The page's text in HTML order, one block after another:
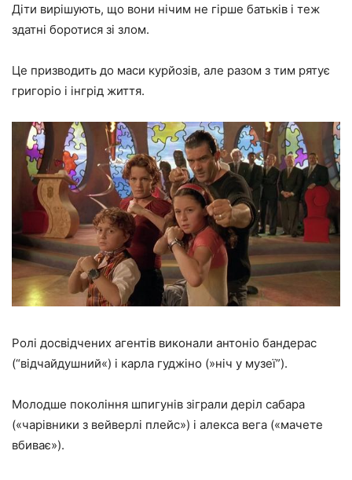
Діти вирішують, що вони нічим не гірше батьків і теж
здатні боротися зі злом.
Це призводить до маси курйозів, але разом з тим рятує
григоріо і інгрід життя.
Ролі досвідчених агентів виконали антоніо бандерас
(“відчайдушний«) і карла гуджіно (»ніч у музеї”).
Молодше покоління шпигунів зіграли деріл сабара
(«чарівники з вейверлі плейс») і алекса вега («мачете
вбиває»).